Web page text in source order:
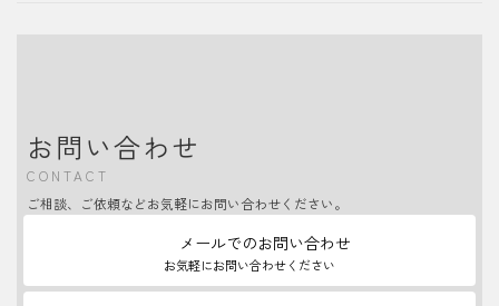
お問い合わせ
CONTACT
ご相談、ご依頼などお気軽にお問い合わせください。
メールでのお問い合わせ
お気軽にお問い合わせください